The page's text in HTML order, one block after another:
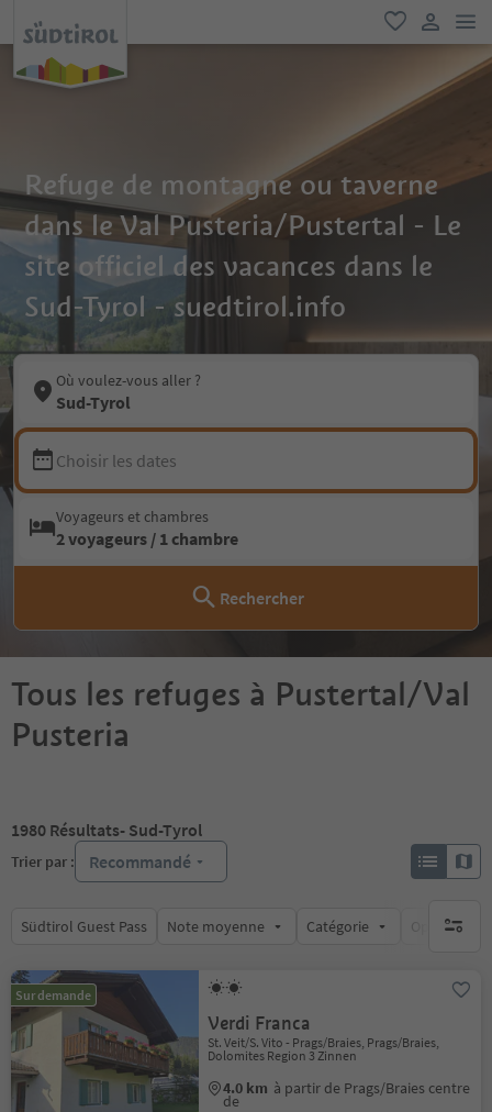
favori
lien
Refuge de montagne ou taverne
dans le Val Pusteria/Pustertal - Le
site officiel des vacances dans le
Sud-Tyrol - suedtirol.info
Où voulez-vous aller ?
Sud-Tyrol
Choisir les dates
Voyageurs et chambres
2 voyageurs / 1 chambre
Rechercher
Tous les refuges à Pustertal/Val
Pusteria
1980 Résultats- Sud-Tyrol
Trier par : Recommandé
Südtirol Guest Pass Note moyenne Catégorie Options de
aucun
Sur demande
Verdi Franca
St. Veit/S. Vito - Prags/Braies, Prags/Braies,
Dolomites Region 3 Zinnen
4.0 km à partir de Prags/Braies centre
de